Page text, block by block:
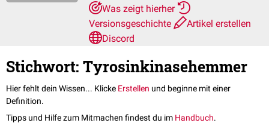
Was zeigt hierher
Versionsgeschichte
Artikel erstellen
Discord
Stichwort: Tyrosinkinasehemmer
Hier fehlt dein Wissen... Klicke Erstellen und beginne mit einer
Definition.
Tipps und Hilfe zum Mitmachen findest du im Handbuch.